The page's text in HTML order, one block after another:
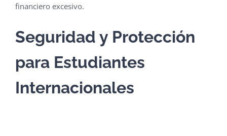
financiero excesivo.
Seguridad y Protección
para Estudiantes
Internacionales